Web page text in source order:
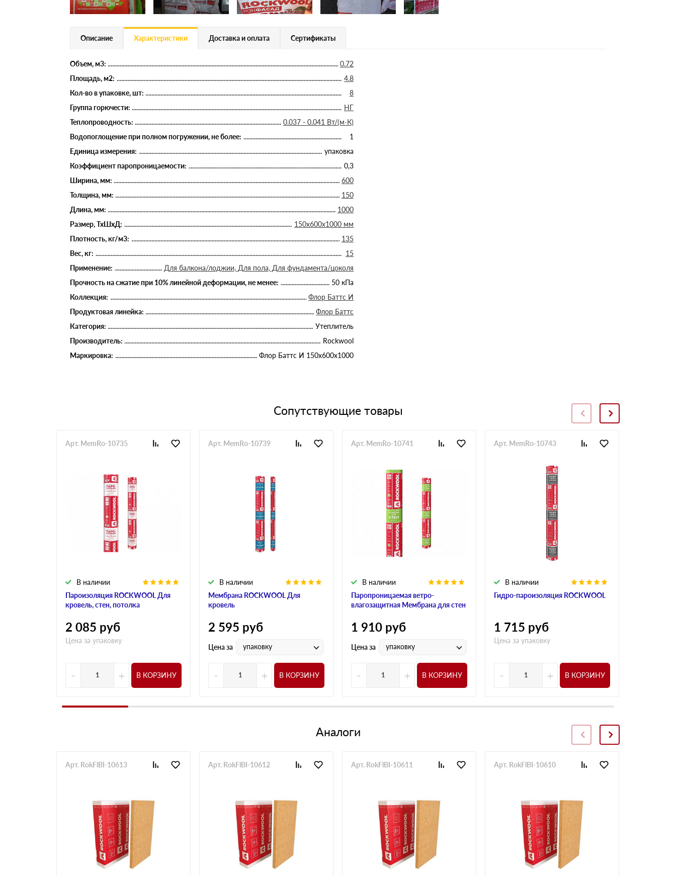
Описание Характеристики Доставка и оплата Сертификаты
Объем, м3:
0.72
Площадь, м2:
4.8
Кол-во в упаковке, шт:
8
Группа горючести:
НГ
Теплопроводность:
0.037 - 0.041 Вт/(м·К)
Водопоглощение при полном погружении, не более:
1
Единица измерения:
упаковка
Коэффициент паропроницаемости:
0,3
Ширина, мм:
600
Толщина, мм:
150
Длина, мм:
1000
Размер, ТхШхД:
150х600х1000 мм
Плотность, кг/м3:
135
Вес, кг:
15
Применение:
Для балкона/лоджии, Для пола, Для фундамента/цоколя
Прочность на сжатие при 10% линейной деформации, не менее:
50 кПа
Коллекция:
Флор Баттс И
Продуктовая линейка:
Флор Баттс
Категория:
Утеплитель
Производитель:
Rockwool
Маркировка:
Флор Баттс И 150х600х1000
Сопутствующие товары
Пароизоляция ROCKWOOL Для
кровель, стен, потолка
В наличии
Арт. MemRo-10735
2 085 руб
Цена за упаковку
- + В КОРЗИНУ
Мембрана ROCKWOOL Для
кровель
В наличии
Арт. MemRo-10739
2 595 руб
Цена за упаковку
- + В КОРЗИНУ
Паропроницаемая ветро-
влагозащитная Мембрана для стен
В наличии
Арт. MemRo-10741
1 910 руб
Цена за упаковку
- + В КОРЗИНУ
Гидро-пароизоляция ROCKWOOL
В наличии
Арт. MemRo-10743
1 715 руб
Цена за упаковку
- + В КОРЗИНУ
Аналоги
Арт. RokFlBI-10613 Арт. RokFlBI-10612 Арт. RokFlBI-10611 Арт. RokFlBI-10610